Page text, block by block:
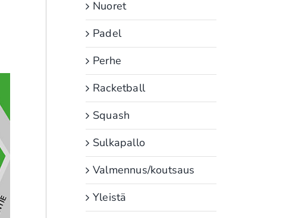
Nuoret
Padel
Perhe
Racketball
Squash
Sulkapallo
Valmennus/koutsaus
Yleistä